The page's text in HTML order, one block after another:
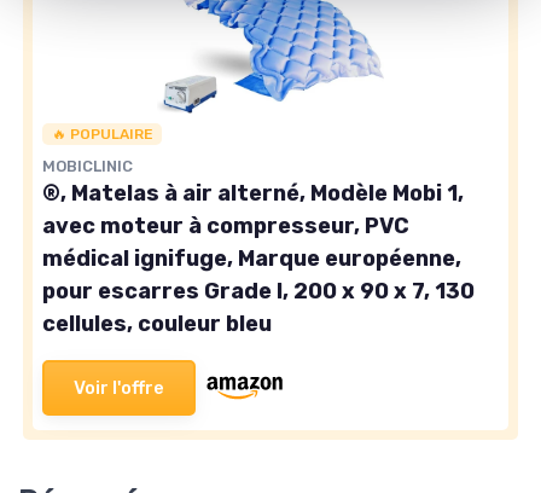
🔥 POPULAIRE
MOBICLINIC
®, Matelas à air alterné, Modèle Mobi 1,
avec moteur à compresseur, PVC
médical ignifuge, Marque européenne,
pour escarres Grade I, 200 x 90 x 7, 130
cellules, couleur bleu
Voir l'offre